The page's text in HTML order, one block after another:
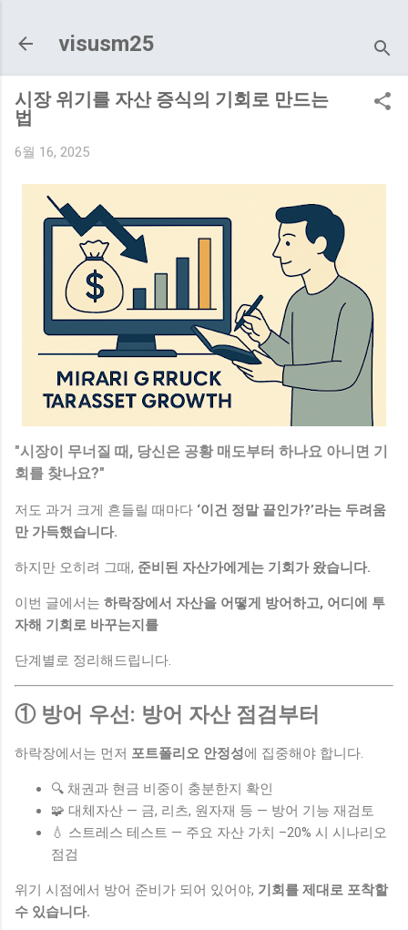
visusm25
시장 위기를 자산 증식의 기회로 만드는
법
6월 16, 2025
"시장이 무너질 때, 당신은 공황 매도부터 하나요 아니면 기
회를 찾나요?"
저도 과거 크게 흔들릴 때마다 ‘이건 정말 끝인가?’라는 두려움
만 가득했습니다.
하지만 오히려 그때, 준비된 자산가에게는 기회가 왔습니다.
이번 글에서는 하락장에서 자산을 어떻게 방어하고, 어디에 투
자해 기회로 바꾸는지를
단계별로 정리해드립니다.
① 방어 우선: 방어 자산 점검부터
하락장에서는 먼저 포트폴리오 안정성에 집중해야 합니다.
🔍 채권과 현금 비중이 충분한지 확인
🧩 대체자산 — 금, 리츠, 원자재 등 — 방어 기능 재검토
💧 스트레스 테스트 — 주요 자산 가치 –20% 시 시나리오
점검
위기 시점에서 방어 준비가 되어 있어야, 기회를 제대로 포착할
수 있습니다.